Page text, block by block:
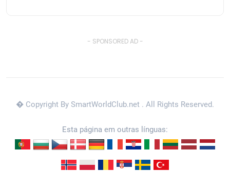
- SPONSORED AD -
� Copyright By SmartWorldClub.net . All Rights Reserved.
Esta página em outras línguas: